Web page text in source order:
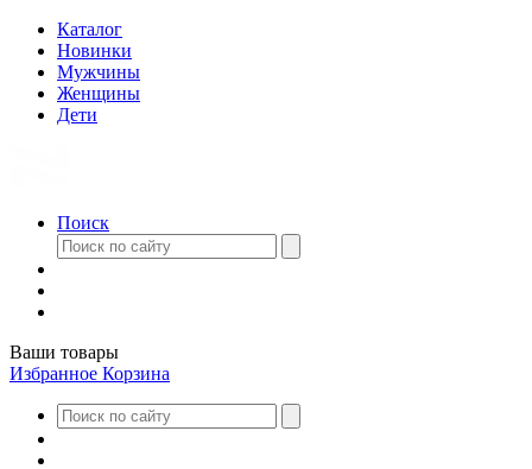
Каталог
Новинки
Мужчины
Женщины
Дети
Поиск
Ваши товары
Избранное Корзина